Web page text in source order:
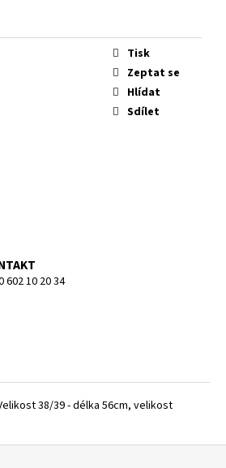
Tisk
Zeptat se
Hlídat
Sdílet
602 10 20 34
38/39 - délka 56cm, velikost